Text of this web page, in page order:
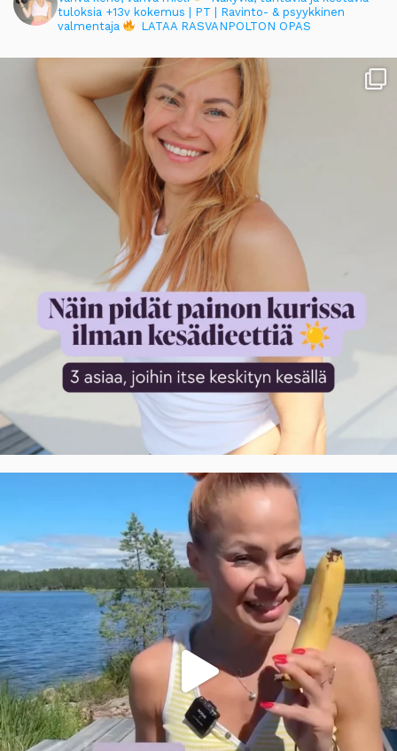
tuloksia +13v kokemus | PT | Ravinto- & psyykkinen
valmentaja
LATAA RASVANPOLTON OPAS